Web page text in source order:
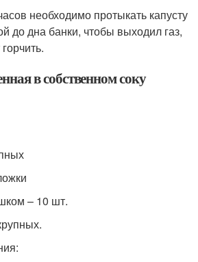
необходимо протыкать капусту
до дна банки, чтобы выходил газ,
в собственном соку
– 10 шт.